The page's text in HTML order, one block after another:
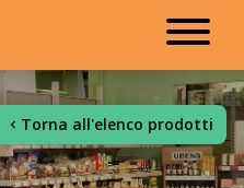
Torna all'elenco prodotti